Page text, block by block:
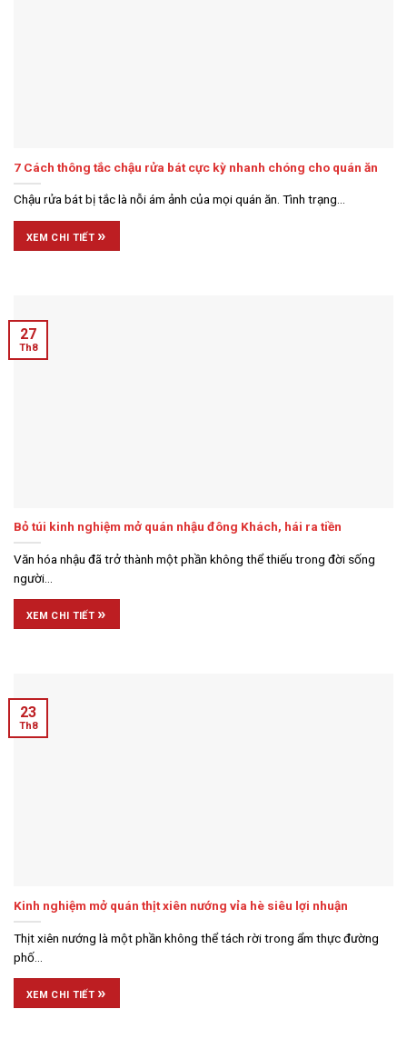
7 Cách thông tắc chậu rửa bát cực kỳ nhanh chóng cho quán ăn
Chậu rửa bát bị tắc là nỗi ám ảnh của mọi quán ăn. Tình trạng...
XEM CHI TIẾT »
Bỏ túi kinh nghiệm mở quán nhậu đông Khách, hái ra tiền
Văn hóa nhậu đã trở thành một phần không thể thiếu trong đời sống
người...
XEM CHI TIẾT »
27
Th8
Kinh nghiệm mở quán thịt xiên nướng vỉa hè siêu lợi nhuận
Thịt xiên nướng là một phần không thể tách rời trong ẩm thực đường
phố...
XEM CHI TIẾT »
23
Th8